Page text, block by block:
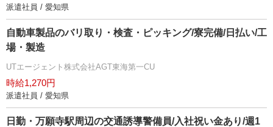
派遣社員 / 愛知県
自動車製品のバリ取り・検査・ピッキング/寮完備/日払い/工
場・製造
UTエージェント株式会社AGT東海第一CU
時給1,270円
派遣社員 / 愛知県
日勤・万願寺駅周辺の交通誘導警備員/入社祝い金あり/週1